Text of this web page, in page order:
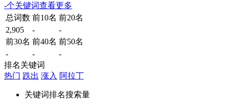
-个关键词查看更多
总词数 前10名 前20名
2,905
-
-
前30名 前40名 前50名
-
-
-
排名关键词
热门 跌出 涨入 阿拉丁
关键词排名搜索量